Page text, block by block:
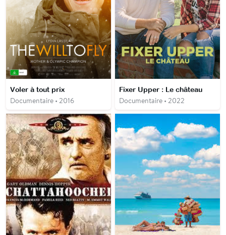
Voler à tout prix
Documentaire • 2016
Fixer Upper : Le château
Documentaire • 2022